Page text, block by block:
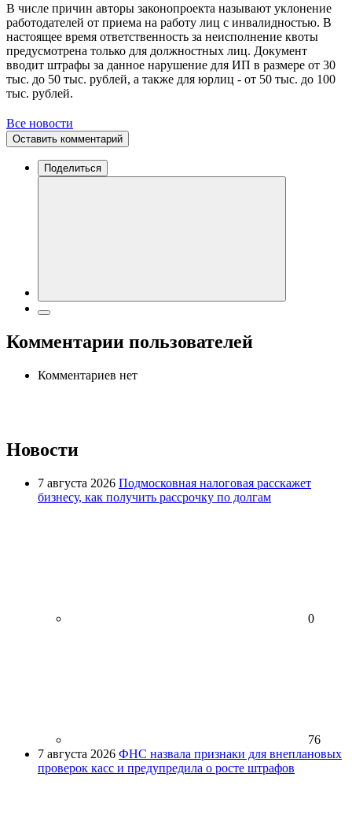
В числе причин авторы законопроекта называют уклонение
работодателей от приема на работу лиц с инвалидностью. В
настоящее время ответственность за неисполнение квоты
предусмотрена только для должностных лиц. Документ
вводит штрафы за данное нарушение для ИП в размере от 30
тыс. до 50 тыс. рублей, а также для юрлиц - от 50 тыс. до 100
тыс. рублей.
Все новости
Оставить комментарий
Поделиться
Комментарии пользователей
Комментариев нет
Новости
7 августа 2026 Подмосковная налоговая расскажет
бизнесу, как получить рассрочку по долгам
0
76
7 августа 2026 ФНС назвала признаки для внеплановых
проверок касс и предупредила о росте штрафов